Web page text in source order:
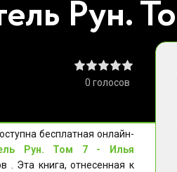
0 голосов
бесплатная онлайн-
Рун. Том 7 - Илья
. Эта книга, отнесенная к